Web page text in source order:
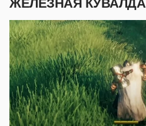
ЖЕЛЕЗНАЯ КУВАЛДА